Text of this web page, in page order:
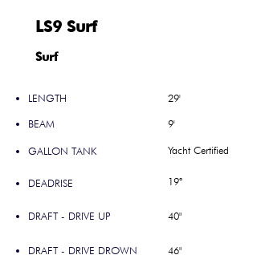
LS9 Surf
Surf
LENGTH
BEAM
GALLON TANK
DEADRISE
DRAFT - DRIVE UP
DRAFT - DRIVE DROWN
29'
9'
Yacht Certified
19°
40"
46"